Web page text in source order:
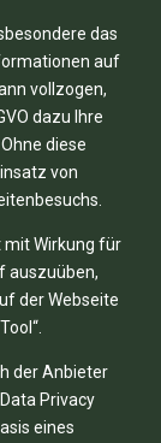
das
auf
vollzogen,
dazu Ihre
diese
von
mit Wirkung für
auszuüben,
der Webseite
der Anbieter
Privacy
eines